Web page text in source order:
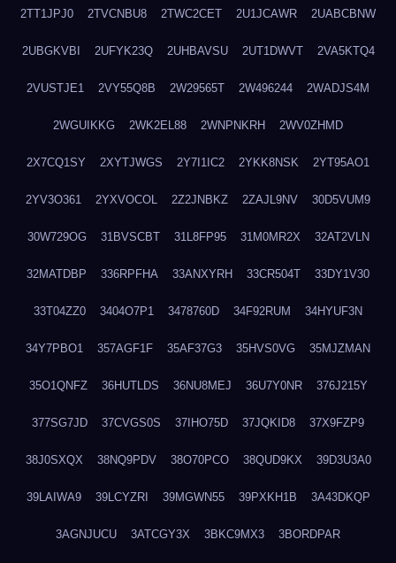
2TT1JPJ0 2TVCNBU8 2TWC2CET 2U1JCAWR 2UABCBNW
2UBGKVBI 2UFYK23Q 2UHBAVSU 2UT1DWVT 2VA5KTQ4
2VUSTJE1 2VY55Q8B 2W29565T 2W496244 2WADJS4M
2WGUIKKG 2WK2EL88 2WNPNKRH 2WV0ZHMD
2X7CQ1SY 2XYTJWGS 2Y7I1IC2 2YKK8NSK 2YT95AO1
2YV3O361 2YXVOCOL 2Z2JNBKZ 2ZAJL9NV 30D5VUM9
30W729OG 31BVSCBT 31L8FP95 31M0MR2X 32AT2VLN
32MATDBP 336RPFHA 33ANXYRH 33CR504T 33DY1V30
33T04ZZ0 3404O7P1 3478760D 34F92RUM 34HYUF3N
34Y7PBO1 357AGF1F 35AF37G3 35HVS0VG 35MJZMAN
35O1QNFZ 36HUTLDS 36NU8MEJ 36U7Y0NR 376J215Y
377SG7JD 37CVGS0S 37IHO75D 37JQKID8 37X9FZP9
38J0SXQX 38NQ9PDV 38O70PCO 38QUD9KX 39D3U3A0
39LAIWA9 39LCYZRI 39MGWN55 39PXKH1B 3A43DKQP
3AGNJUCU 3ATCGY3X 3BKC9MX3 3BORDPAR